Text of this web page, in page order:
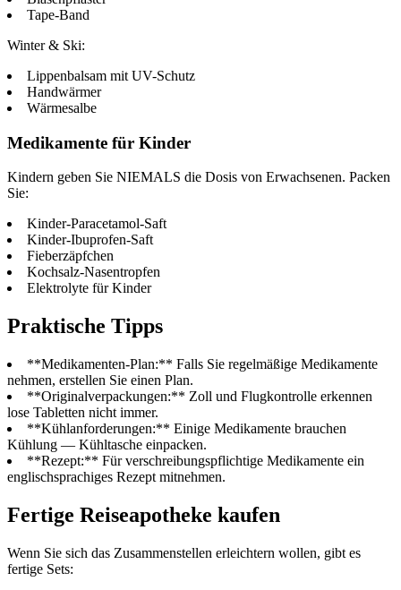
Tape-Band
Winter & Ski:
Lippenbalsam mit UV-Schutz
Handwärmer
Wärmesalbe
Medikamente für Kinder
Kindern geben Sie NIEMALS die Dosis von Erwachsenen. Packen
Sie:
Kinder-Paracetamol-Saft
Kinder-Ibuprofen-Saft
Fieberzäpfchen
Kochsalz-Nasentropfen
Elektrolyte für Kinder
Praktische Tipps
**Medikamenten-Plan:** Falls Sie regelmäßige Medikamente
nehmen, erstellen Sie einen Plan.
**Originalverpackungen:** Zoll und Flugkontrolle erkennen
lose Tabletten nicht immer.
**Kühlanforderungen:** Einige Medikamente brauchen
Kühlung — Kühltasche einpacken.
**Rezept:** Für verschreibungspflichtige Medikamente ein
englischsprachiges Rezept mitnehmen.
Fertige Reiseapotheke kaufen
Wenn Sie sich das Zusammenstellen erleichtern wollen, gibt es
fertige Sets: